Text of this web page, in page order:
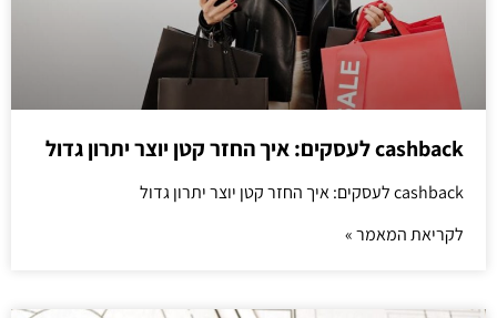
cashback לעסקים: איך החזר קטן יוצר יתרון גדול
cashback לעסקים: איך החזר קטן יוצר יתרון גדול
לקריאת המאמר »